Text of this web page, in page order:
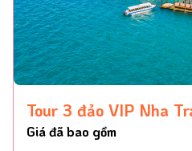
Tour và trải nghiệm
Tour 3 đảo VIP Nha
Giá đã bao gồm